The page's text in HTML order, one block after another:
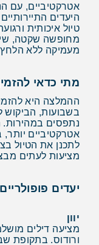
היעדים
טיול איכותית
מחופשה שקטה,
מעמיקה ללא
מתי כדאי
בשבועות, הביקוש
נתפסים במהירות.
אטרקטיביים
לתכנן את הטיול
מציעות לעתים
יעדים
יוון
מציעה דילים